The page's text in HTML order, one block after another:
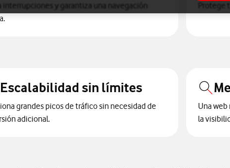
interrupciones y garantiza una navegación
Escalabilidad sin límites
grandes picos de tráfico sin necesidad de
adicional.
Una
la